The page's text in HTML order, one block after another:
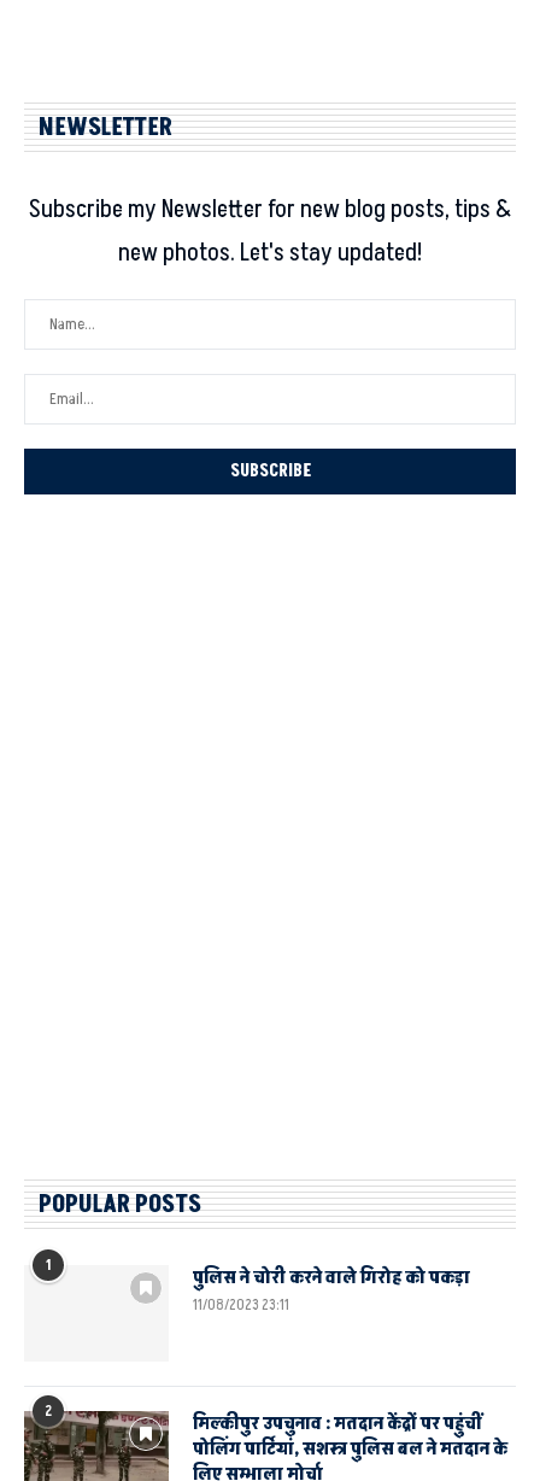
NEWSLETTER
Subscribe my Newsletter for new blog posts, tips &
new photos. Let's stay updated!
POPULAR POSTS
1 पुलिस ने चोरी करने वाले गिरोह को पकड़ा
11/08/2023 23:11
2
मिल्कीपुर उपचुनाव : मतदान केंद्रों पर पहुंचीं
पोलिंग पार्टियां, सशस्त्र पुलिस बल ने मतदान के
लिए सम्भाला मोर्चा